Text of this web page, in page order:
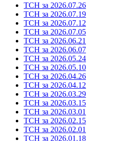
ТСН за 2026.07.26
ТСН за 2026.07.19
ТСН за 2026.07.12
ТСН за 2026.07.05
ТСН за 2026.06.21
ТСН за 2026.06.07
ТСН за 2026.05.24
ТСН за 2026.05.10
ТСН за 2026.04.26
ТСН за 2026.04.12
ТСН за 2026.03.29
ТСН за 2026.03.15
ТСН за 2026.03.01
ТСН за 2026.02.15
ТСН за 2026.02.01
ТСН за 2026.01.18